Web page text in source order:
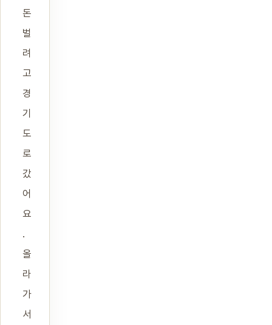
돈
벌
려
고
경
기
도
로
갔
어
요
.
올
라
가
서